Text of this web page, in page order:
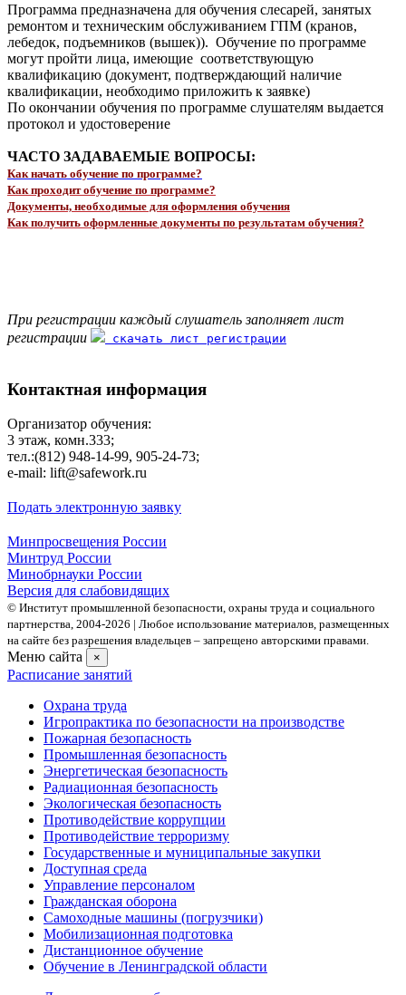
Программа предназначена для обучения слесарей, занятых
ремонтом и техническим обслуживанием ГПМ (кранов,
лебедок, подъемников (вышек)). Обучение по программе
могут пройти лица, имеющие соответствующую
квалификацию (документ, подтверждающий наличие
квалификации, необходимо приложить к заявке)
По окончании обучения по программе слушателям выдается
протокол и удостоверение
ЧАСТО ЗАДАВАЕМЫЕ ВОПРОСЫ:
Как начать обучение по программе?
Как проходит обучение по программе?
Документы, необходимые для оформления обучения
Как получить оформленные документы по результатам обучения?
При регистрации каждый слушатель заполняет лист
регистрации
скачать лист регистрации
Контактная информация
Организатор обучения:
3 этаж, комн.333;
тел.:(812) 948-14-99, 905-24-73;
e-mail: lift@safework.ru
Подать электронную заявку
Минпросвещения России
Минтруд России
Минобрнауки России
Версия для слабовидящих
© Институт промышленной безопасности, охраны труда и социального
партнерства, 2004- 2026 | Любое использование материалов, размещенных
на сайте без разрешения владельцев – запрещено авторскими правами.
Меню сайта ×
Расписание занятий
Охрана труда
Игропрактика по безопасности на производстве
Пожарная безопасность
Промышленная безопасность
Энергетическая безопасность
Радиационная безопасность
Экологическая безопасность
Противодействие коррупции
Противодействие терроризму
Государственные и муниципальные закупки
Доступная среда
Управление персоналом
Гражданская оборона
Самоходные машины (погрузчики)
Мобилизационная подготовка
Дистанционное обучение
Обучение в Ленинградской области